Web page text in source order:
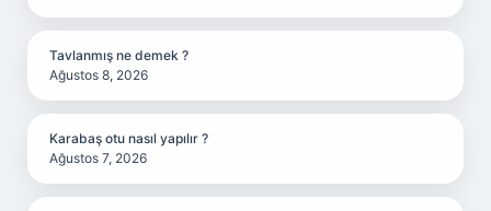
Tavlanmış ne demek ?
Ağustos 8, 2026
Karabaş otu nasıl yapılır ?
Ağustos 7, 2026